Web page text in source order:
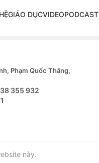
GIÁO DỤCVIDEOPODCAST
Phạm Quốc Thắng,
355 932
này.